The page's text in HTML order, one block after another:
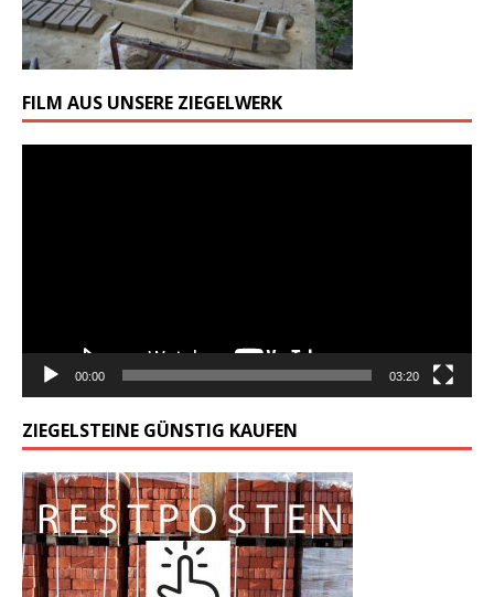
FILM AUS UNSERE ZIEGELWERK
00:00 03:20
ZIEGELSTEINE GÜNSTIG KAUFEN